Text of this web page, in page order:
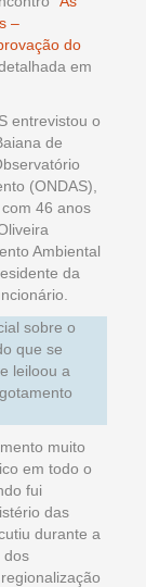
–
do
em
entrevistou o
de
(ONDAS),
46 anos
Ambiental
da
sobre o
que se
leiloou a
muito
em todo o
fui
das
durante a
dos